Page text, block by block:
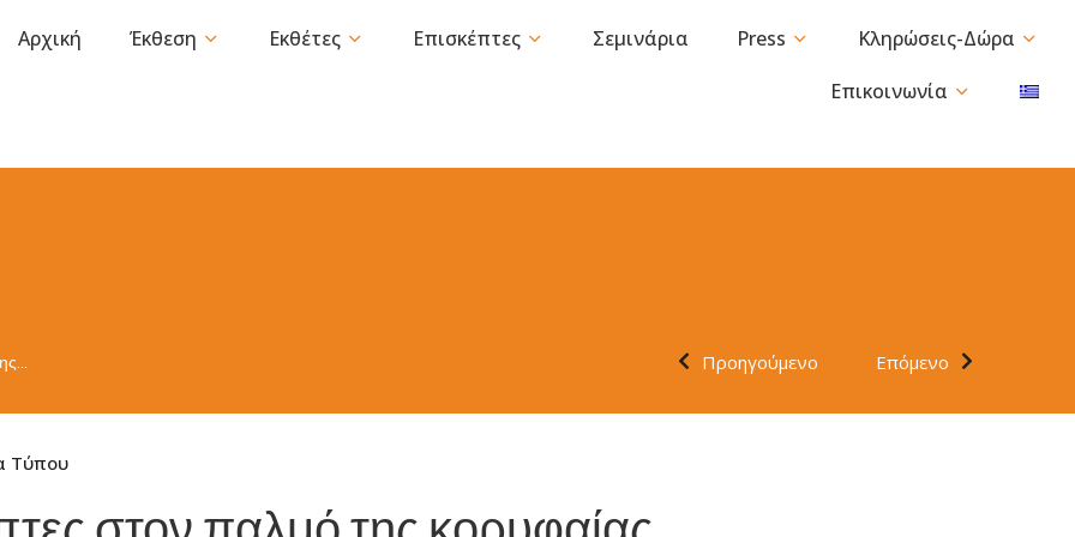
Αρχική Έκθεση Εκθέτες Επισκέπτες Σεμινάρια Press
Κληρώσεις-Δώρα
Επικοινωνία
Προηγούμενο Επόμενο
Τύπου